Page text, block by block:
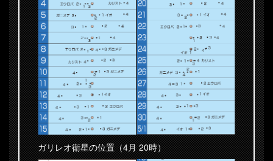
ガリレオ衛星の位置（4月 20時）